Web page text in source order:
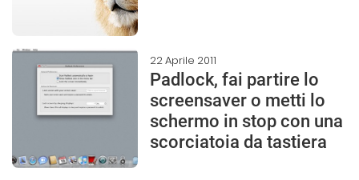
22 Aprile 2011
Padlock, fai partire lo
screensaver o metti lo
schermo in stop con una
scorciatoia da tastiera